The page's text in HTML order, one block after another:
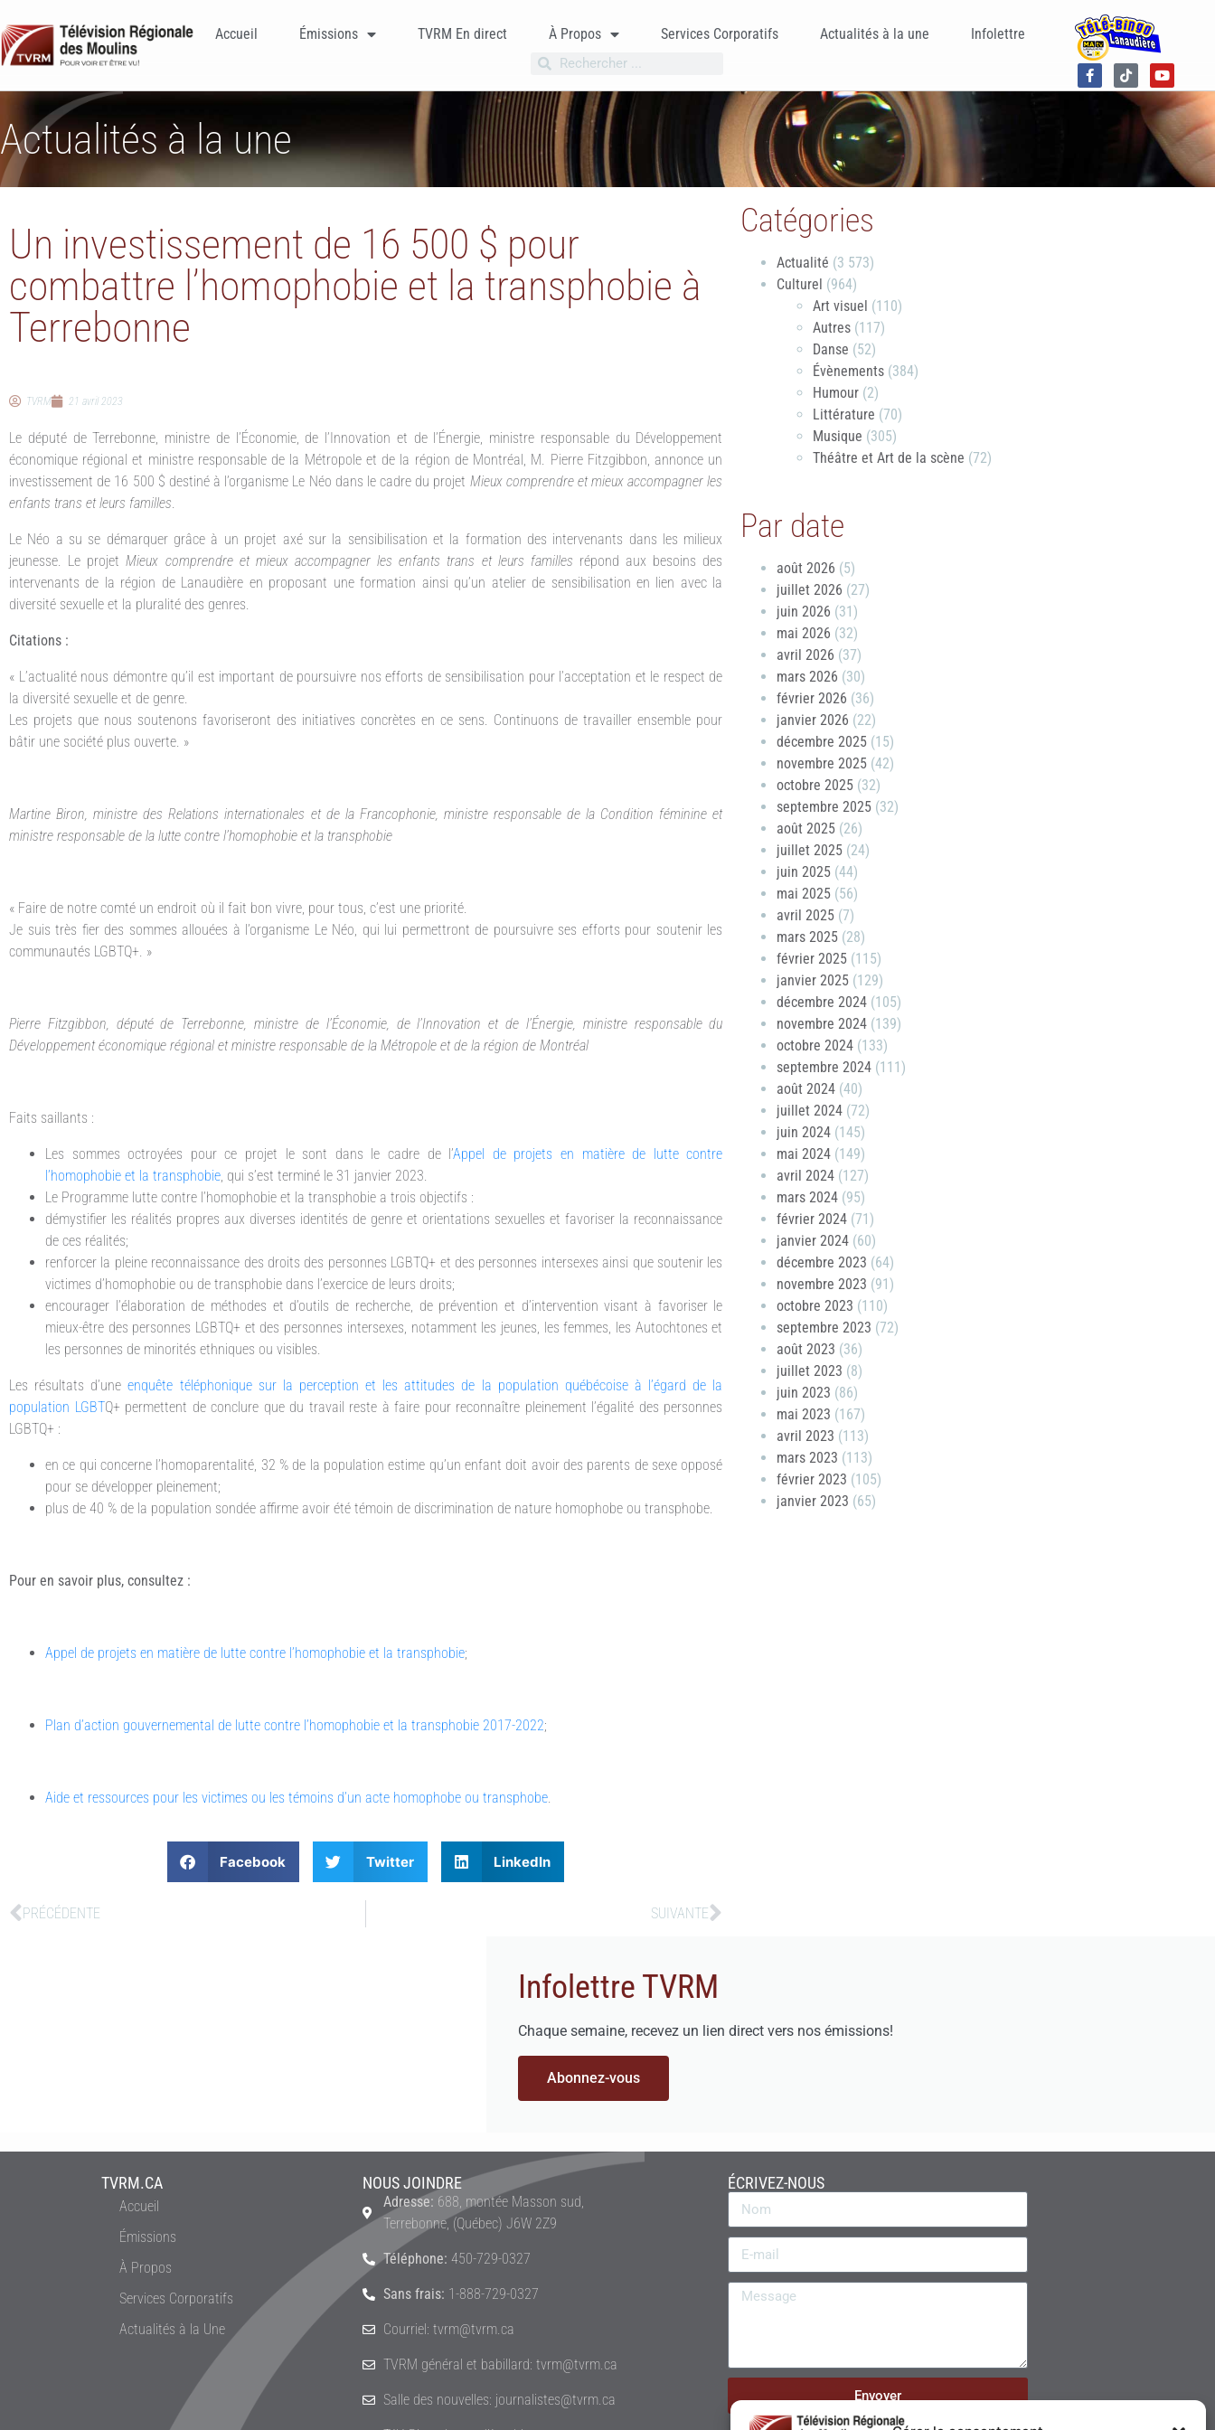
Accueil Émissions TVRM En direct À Propos Services Corporatifs Actualités à la une Infolettre
Actualités à la une
Un investissement de 16 500 $ pour
combattre l’homophobie et la transphobie à
Terrebonne
TVRM 21 avril 2023
Le député de Terrebonne, ministre de l’Économie, de l’Innovation et de l’Énergie, ministre responsable du Développement
économique régional et ministre responsable de la Métropole et de la région de Montréal, M. Pierre Fitzgibbon, annonce un
investissement de 16 500 $ destiné à l’organisme Le Néo dans le cadre du projet Mieux comprendre et mieux accompagner les
enfants trans et leurs familles.
Le Néo a su se démarquer grâce à un projet axé sur la sensibilisation et la formation des intervenants dans les milieux
jeunesse. Le projetMieux comprendre et mieux accompagner les enfants trans et leurs familles répond aux besoins des
intervenants de la région de Lanaudière en proposant une formation ainsi qu’un atelier de sensibilisation en lien avec la
diversité sexuelle et la pluralité des genres.
Citations :
« L’actualité nous démontre qu’il est important de poursuivre nos efforts de sensibilisation pour l’acceptation et le respect de
la diversité sexuelle et de genre.
Les projets que nous soutenons favoriseront des initiatives concrètes en ce sens. Continuons de travailler ensemble pour
bâtir une société plus ouverte. »
Martine Biron, ministre des Relations internationales et de la Francophonie, ministre responsable de la Condition féminine et
ministre responsable de la lutte contre l’homophobie et la transphobie
« Faire de notre comté un endroit où il fait bon vivre, pour tous, c’est une priorité.
Je suis très fier des sommes allouées à l’organisme Le Néo, qui lui permettront de poursuivre ses efforts pour soutenir les
communautés LGBTQ+. »
Pierre Fitzgibbon, député de Terrebonne, ministre de l’Économie, de l’Innovation et de l’Énergie, ministre responsable du
Développement économique régional et ministre responsable de la Métropole et de la région de Montréal
Faits saillants :
Les sommes octroyées pour ce projet le sont dans le cadre de l’Appel de projets en matière de lutte contre
l’homophobie et la transphobie, qui s’est terminé le 31 janvier 2023.
Le Programme lutte contre l’homophobie et la transphobie a trois objectifs :
démystifier les réalités propres aux diverses identités de genre et orientations sexuelles et favoriser la reconnaissance
de ces réalités;
renforcer la pleine reconnaissance des droits des personnes LGBTQ+ et des personnes intersexes ainsi que soutenir les
victimes d’homophobie ou de transphobie dans l’exercice de leurs droits;
encourager l’élaboration de méthodes et d’outils de recherche, de prévention et d’intervention visant à favoriser le
mieux-être des personnes LGBTQ+ et des personnes intersexes, notamment les jeunes, les femmes, les Autochtones et
les personnes de minorités ethniques ou visibles.
Les résultats d’uneenquête téléphonique sur la perception et les attitudes de la population québécoise à l’égard de la
population LGBTQ+ permettent de conclure que du travail reste à faire pour reconnaître pleinement l’égalité des personnes
LGBTQ+ :
en ce qui concerne l’homoparentalité, 32 % de la population estime qu’un enfant doit avoir des parents de sexe opposé
pour se développer pleinement;
plus de 40 % de la population sondée affirme avoir été témoin de discrimination de nature homophobe ou transphobe.
Pour en savoir plus, consultez :
Appel de projets en matière de lutte contre l’homophobie et la transphobie;
Plan d’action gouvernemental de lutte contre l’homophobie et la transphobie 2017-2022;
Aide et ressources pour les victimes ou les témoins d’un acte homophobe ou transphobe.
Facebook Twitter LinkedIn
PRÉCÉDENTE SUIVANTE
Catégories
Actualité (3 573)
Culturel (964)
Art visuel (110)
Autres (117)
Danse (52)
Évènements (384)
Humour (2)
Littérature (70)
Musique (305)
Théâtre et Art de la scène (72)
Par date
août 2026 (5)
juillet 2026 (27)
juin 2026 (31)
mai 2026 (32)
avril 2026 (37)
mars 2026 (30)
février 2026 (36)
janvier 2026 (22)
décembre 2025 (15)
novembre 2025 (42)
octobre 2025 (32)
septembre 2025 (32)
août 2025 (26)
juillet 2025 (24)
juin 2025 (44)
mai 2025 (56)
avril 2025 (7)
mars 2025 (28)
février 2025 (115)
janvier 2025 (129)
décembre 2024 (105)
novembre 2024 (139)
octobre 2024 (133)
septembre 2024 (111)
août 2024 (40)
juillet 2024 (72)
juin 2024 (145)
mai 2024 (149)
avril 2024 (127)
mars 2024 (95)
février 2024 (71)
janvier 2024 (60)
décembre 2023 (64)
novembre 2023 (91)
octobre 2023 (110)
septembre 2023 (72)
août 2023 (36)
juillet 2023 (8)
juin 2023 (86)
mai 2023 (167)
avril 2023 (113)
mars 2023 (113)
février 2023 (105)
janvier 2023 (65)
Infolettre TVRM
Chaque semaine, recevez un lien direct vers nos émissions!
Abonnez-vous
TVRM.CA
Accueil
Émissions
À Propos
Services Corporatifs
Actualités à la Une
NOUS JOINDRE
Adresse: 688, montée Masson sud,
Terrebonne, (Québec) J6W 2Z9
Téléphone: 450-729-0327
Sans frais: 1-888-729-0327
Courriel: tvrm@tvrm.ca
TVRM général et babillard: tvrm@tvrm.ca
Salle des nouvelles: journalistes@tvrm.ca
ÉCRIVEZ-NOUS
Envoyer